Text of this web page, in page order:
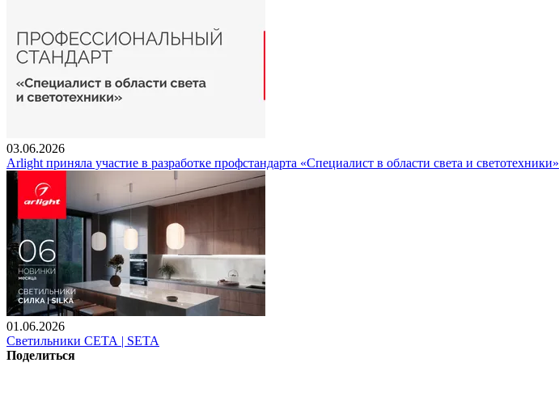
03.06.2026
Arlight приняла участие в разработке профстандарта «Специалист в области света и светотехники»
01.06.2026
Светильники СЕТА | SETA
Поделиться